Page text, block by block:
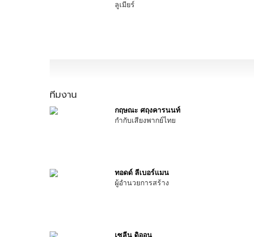
ลูเมียร์
ทีมงาน
กฤษณะ ศฤงคารนนท์
กำกับเสียงพากย์ไทย
ทอดด์ ลีเบอร์แมน
ผู้อำนวยการสร้าง
เซลีน ดิออน